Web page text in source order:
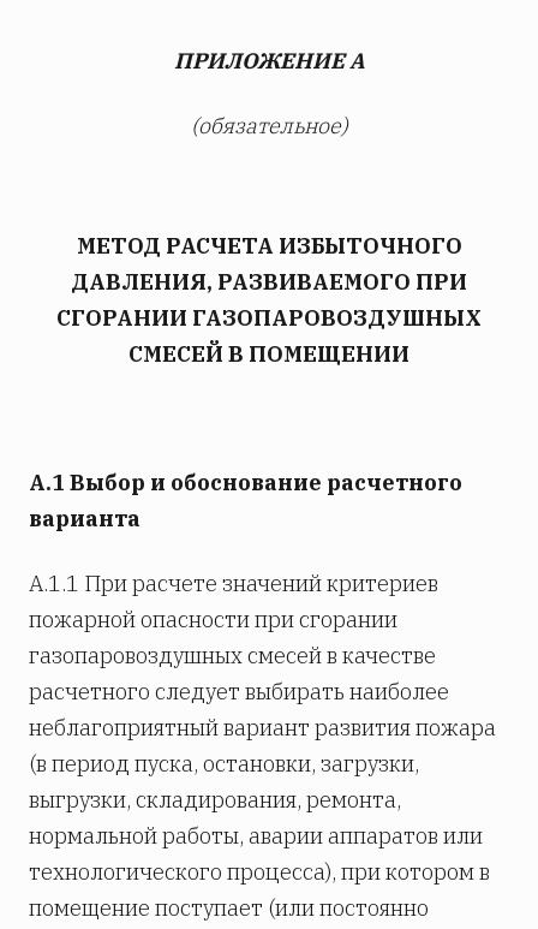
ПРИЛОЖЕНИЕ А
(обязательное)
МЕТОД РАСЧЕТА ИЗБЫТОЧНОГО
ДАВЛЕНИЯ, РАЗВИВАЕМОГО ПРИ
СГОРАНИИ ГАЗОПАРОВОЗДУШНЫХ
СМЕСЕЙ В ПОМЕЩЕНИИ
А.1 Выбор и обоснование расчетного
варианта
A.1.1 При расчете значений критериев
пожарной опасности при сгорании
газопаровоздушных смесей в качестве
расчетного следует выбирать наиболее
неблагоприятный вариант развития пожара
(в период пуска, остановки, загрузки,
выгрузки, складирования, ремонта,
нормальной работы, аварии аппаратов или
технологического процесса), при котором в
помещение поступает (или постоянно